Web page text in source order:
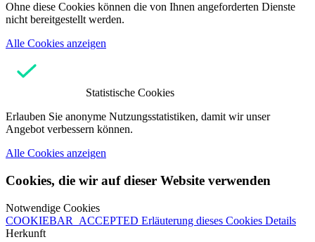
Ohne diese Cookies können die von Ihnen angeforderten Dienste
nicht bereitgestellt werden.
Alle Cookies anzeigen
Statistische Cookies
Erlauben Sie anonyme Nutzungsstatistiken, damit wir unser
Angebot verbessern können.
Alle Cookies anzeigen
Cookies, die wir auf dieser Website verwenden
Notwendige Cookies
COOKIEBAR_ACCEPTED Erläuterung dieses Cookies Details
Herkunft